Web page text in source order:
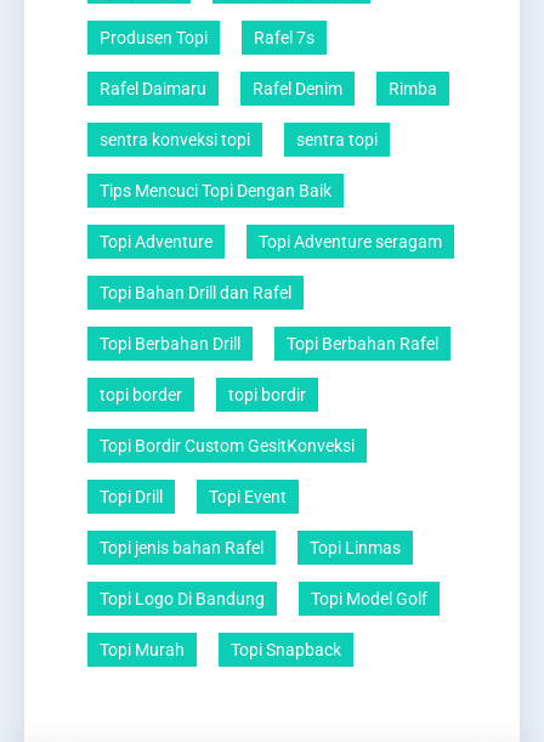
Produsen Topi Rafel 7s
Rafel Daimaru Rafel Denim Rimba
sentra konveksi topi sentra topi
Tips Mencuci Topi Dengan Baik
Topi Adventure Topi Adventure seragam
Topi Bahan Drill dan Rafel
Topi Berbahan Drill Topi Berbahan Rafel
topi border topi bordir
Topi Bordir Custom GesitKonveksi
Topi Drill Topi Event
Topi jenis bahan Rafel Topi Linmas
Topi Logo Di Bandung Topi Model Golf
Topi Murah Topi Snapback